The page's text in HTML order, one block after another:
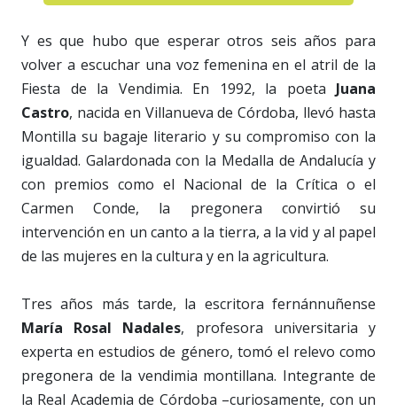
Y es que hubo que esperar otros seis años para
volver a escuchar una voz femenina en el atril de la
Fiesta de la Vendimia. En 1992, la poeta Juana
Castro, nacida en Villanueva de Córdoba, llevó hasta
Montilla su bagaje literario y su compromiso con la
igualdad. Galardonada con la Medalla de Andalucía y
con premios como el Nacional de la Crítica o el
Carmen Conde, la pregonera convirtió su
intervención en un canto a la tierra, a la vid y al papel
de las mujeres en la cultura y en la agricultura.
Tres años más tarde, la escritora fernánnuñense
María Rosal Nadales, profesora universitaria y
experta en estudios de género, tomó el relevo como
pregonera de la vendimia montillana. Integrante de
la Real Academia de Córdoba –curiosamente, con un